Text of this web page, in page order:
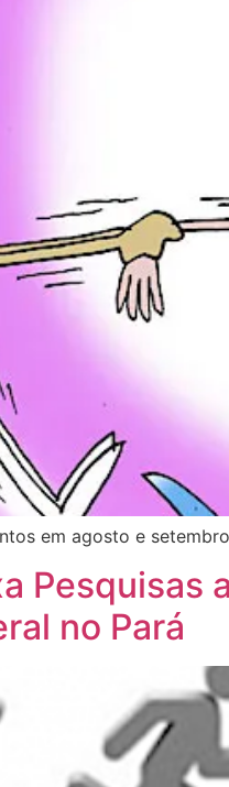
em agosto e
Pesquisas
no Pará